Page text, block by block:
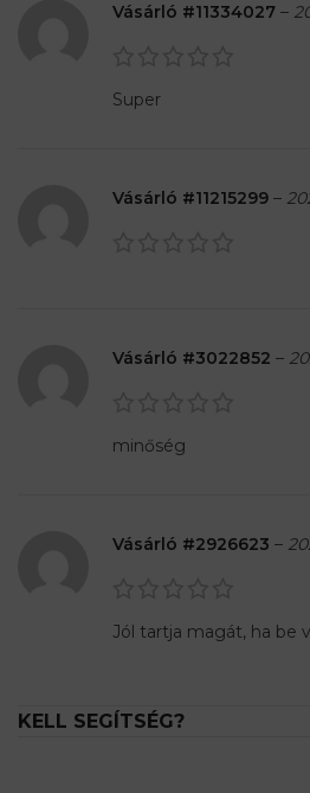
Vásárló #11334027 –
Super
Vásárló #11215299 –
Vásárló #3022852 –
minőség
Vásárló #2926623 –
Jól tartja magát, ha be
KELL SEGÍTSÉG?